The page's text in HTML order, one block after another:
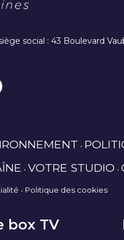
social : 43 Boulevard
VOTRE STUDIO
Politique des cookies
box TV